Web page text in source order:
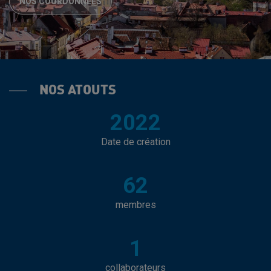
NOS ATOUTS
2022
Date de création
62
membres
1
collaborateurs